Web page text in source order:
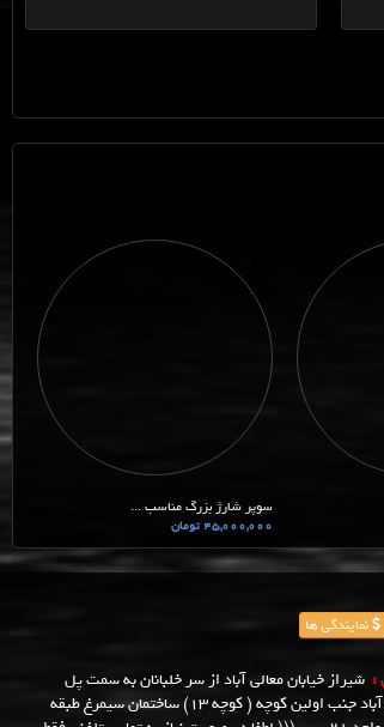
سوپر شارژ بزرگ مناسب ...
45,000,000 تومان
نمایندگی ها
:شیراز خیابان معالی آباد از سر خلبانان به سمت پل
معالی آباد جنب اولین کوچه ( کوچه 13) ساختمان سیمرغ طبقه